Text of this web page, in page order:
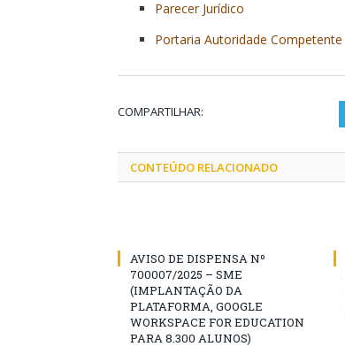
Parecer Jurídico
Portaria Autoridade Competente
COMPARTILHAR:
CONTEÚDO RELACIONADO
AVISO DE DISPENSA Nº
700007/2025 – SME
(IMPLANTAÇÃO DA
PLATAFORMA, GOOGLE
WORKSPACE FOR EDUCATION
PARA 8.300 ALUNOS)